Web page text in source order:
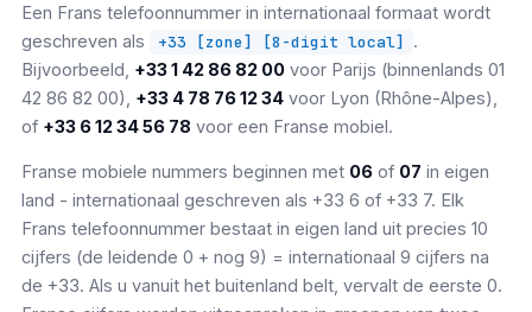
Een Frans telefoonnummer in internationaal formaat wordt
geschreven als
+33 [zone] [8-digit local]
.
Bijvoorbeeld, +33 1 42 86 82 00 voor Parijs (binnenlands 01
42 86 82 00), +33 4 78 76 12 34 voor Lyon (Rhône-Alpes),
of +33 6 12 34 56 78 voor een Franse mobiel.
Franse mobiele nummers beginnen met 06 of 07 in eigen
land - internationaal geschreven als +33 6 of +33 7. Elk
Frans telefoonnummer bestaat in eigen land uit precies 10
cijfers (de leidende 0 + nog 9) = internationaal 9 cijfers na
de +33. Als u vanuit het buitenland belt, vervalt de eerste 0.